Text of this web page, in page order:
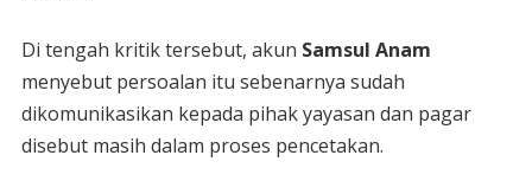
Di tengah kritik tersebut, akun Samsul Anam
menyebut persoalan itu sebenarnya sudah
dikomunikasikan kepada pihak yayasan dan pagar
disebut masih dalam proses pencetakan.